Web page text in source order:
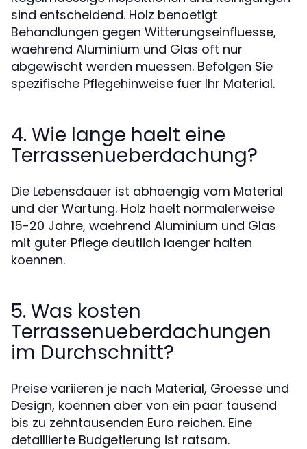
sind entscheidend. Holz benoetigt
Behandlungen gegen Witterungseinfluesse,
waehrend Aluminium und Glas oft nur
abgewischt werden muessen. Befolgen Sie
spezifische Pflegehinweise fuer Ihr Material.
4. Wie lange haelt eine
Terrassenueberdachung?
Die Lebensdauer ist abhaengig vom Material
und der Wartung. Holz haelt normalerweise
15-20 Jahre, waehrend Aluminium und Glas
mit guter Pflege deutlich laenger halten
koennen.
5. Was kosten
Terrassenueberdachungen
im Durchschnitt?
Preise variieren je nach Material, Groesse und
Design, koennen aber von ein paar tausend
bis zu zehntausenden Euro reichen. Eine
detaillierte Budgetierung ist ratsam.